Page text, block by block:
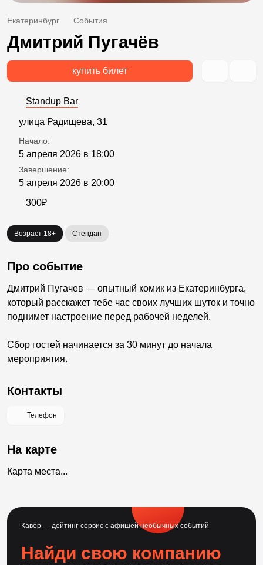
Екатеринбург События
Дмитрий Пугачёв
купить билет
Standup Bar
улица Радищева, 31
Начало:
5 апреля 2026 в 18:00
Завершение:
5 апреля 2026 в 20:00
300₽
Возраст 18+ Стендап
Про событие
Дмитрий Пугачев — опытный комик из Екатеринбурга,
который расскажет тебе час своих лучших шуток и точно
поднимет настроение перед рабочей неделей.
Сбор гостей начинается за 30 минут до начала
мероприятия.
Контакты
Телефон
На карте
Карта места...
Кавёр — дейтинг-сервис с афишей необычных событий
Найди свою компанию